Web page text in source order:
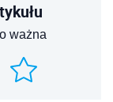
ważna